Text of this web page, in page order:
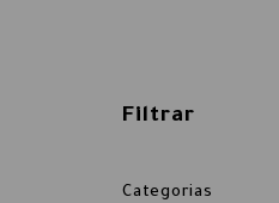
Filtrar
Categorias